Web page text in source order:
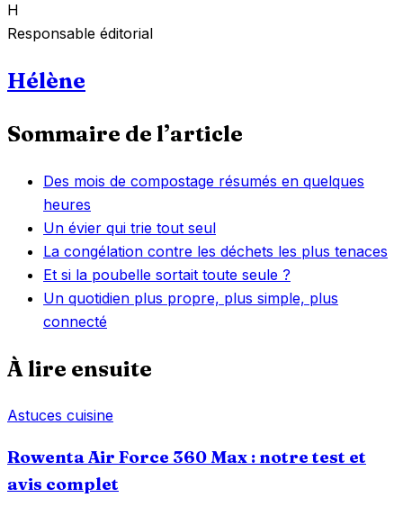
H
Responsable éditorial
Hélène
Sommaire de l’article
Des mois de compostage résumés en quelques
heures
Un évier qui trie tout seul
La congélation contre les déchets les plus tenaces
Et si la poubelle sortait toute seule ?
Un quotidien plus propre, plus simple, plus
connecté
À lire ensuite
Astuces cuisine
Rowenta Air Force 360 Max : notre test et
avis complet